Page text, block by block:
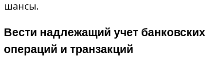
шансы.
Вести надлежащий учет банковских
операций и транзакций